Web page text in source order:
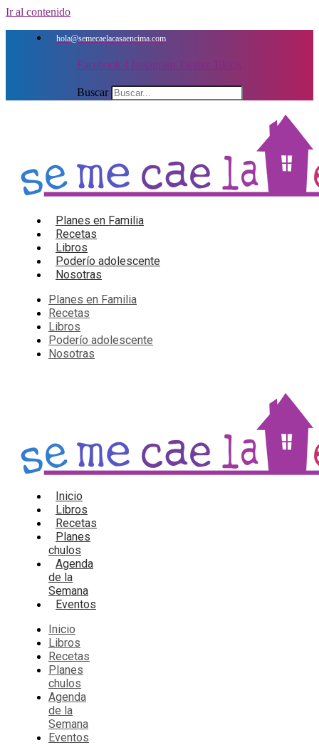
Ir al contenido
hola@semecaelacasaencima.com
Facebook-f Instagram Twitter
Buscar
Planes en Familia
Recetas
Libros
Poderío adolescente
Nosotras
Planes en Familia
Recetas
Libros
Poderío adolescente
Nosotras
Inicio
Libros
Recetas
Planes
chulos
Agenda
de la
Semana
Eventos
Inicio
Libros
Recetas
Planes
chulos
Agenda
de la
Semana
Eventos